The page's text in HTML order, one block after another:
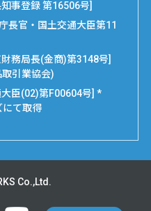
事登録 第16506号]
長官・国土交通大臣第11
務局長(金商)第3148号]
引業協会)
臣(02)第F00604号] *
にて取得
Co.,Ltd.